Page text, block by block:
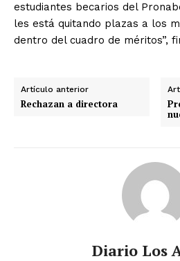
estudiantes becarios del
les está quitando plazas a los
dentro del cuadro de méritos”,
Artículo anterior
Rechazan a directora
Diario Los